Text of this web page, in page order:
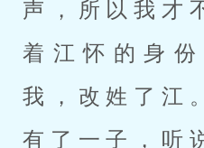
声，所以我才
着江怀的身
我，改姓了江
有了一子，听